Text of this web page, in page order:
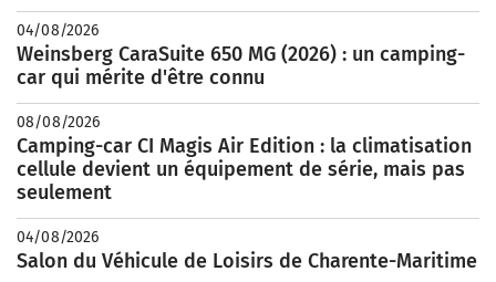
04/08/2026
Weinsberg CaraSuite 650 MG (2026) : un camping-
car qui mérite d'être connu
08/08/2026
Camping-car CI Magis Air Edition : la climatisation
cellule devient un équipement de série, mais pas
seulement
04/08/2026
Salon du Véhicule de Loisirs de Charente-Maritime